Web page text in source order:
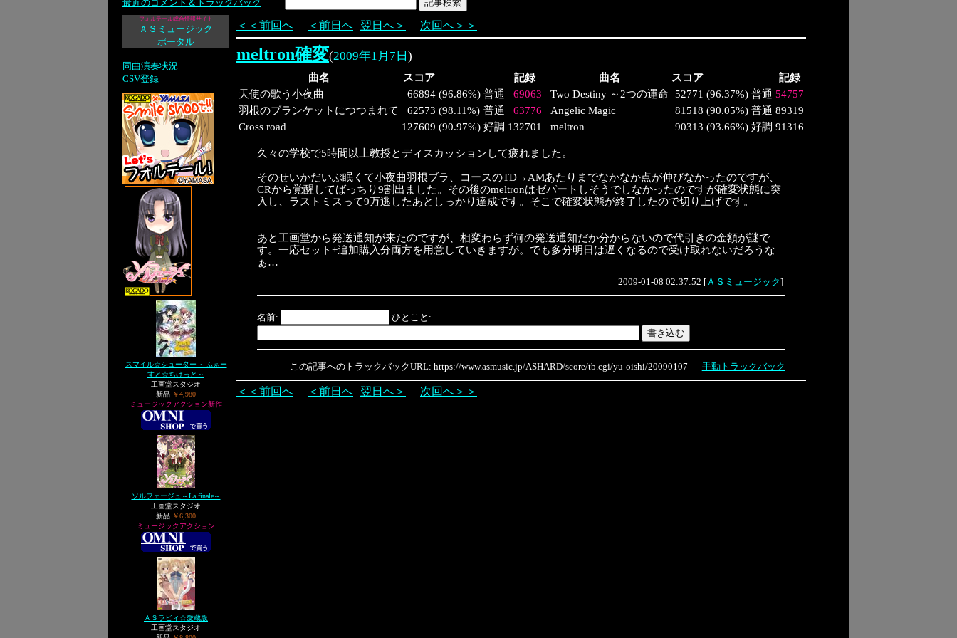
最近のコメント＆トラックバック
フォルテール総合情報サイト
ＡＳミュージック
ポータル
同曲演奏状況
CSV登録
スマイル☆シューター ～ふぁー
すと☆ちけっと～
工画堂スタジオ
新品 ￥4,980
ミュージックアクション新作
ソルフェージュ～La finale～
工画堂スタジオ
新品 ￥6,300
ミュージックアクション
ＡＳラビィ☆愛蔵版
工画堂スタジオ
＜＜前回へ ＜前日へ 翌日へ＞ 次回へ＞＞
meltron確変(2009年1月7日 )
曲名 スコア 記録 曲名 スコア
記録
天使の歌う小夜曲
66894 (96.86%) 普通 69063 Two Destiny ～2つの運命 52771 (96.37%) 普通 54757
羽根のブランケットにつつまれて
62573 (98.11%) 普通 63776 Angelic Magic 81518 (90.05%) 普通 89319
Cross road
127609 (90.97%) 好調 132701 meltron 90313 (93.66%) 好調 91316
久々の学校で5時間以上教授とディスカッションして疲れました。
そのせいかだいぶ眠くて小夜曲羽根ブラ、コースのTD→AMあたりまでなかなか点が伸びなかったのですが、
CRから覚醒してばっちり9割出ました。その後のmeltronはゼパートしそうでしなかったのですが確変状態に突
入し、ラストミスって9万逃したあとしっかり達成です。そこで確変状態が終了したので切り上げです。
あと工画堂から発送通知が来たのですが、相変わらず何の発送通知だか分からないので代引きの金額が謎で
す。一応セット+追加購入分両方を用意していきますが。でも多分明日は遅くなるので受け取れないだろうな
ぁ…
2009-01-08 02:37:52 [ＡＳミュージック]
名前: ひとこと:
この記事へのトラックバックURL: https://www.asmusic.jp/ASHARD/score/tb.cgi/yu-oishi/20090107 手動トラックバック
＜＜前回へ ＜前日へ 翌日へ＞ 次回へ＞＞